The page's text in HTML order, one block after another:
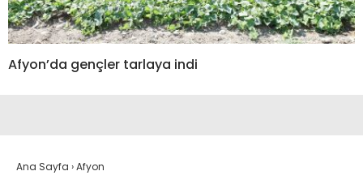
Afyon’da gençler tarlaya indi
Ana Sayfa ›Afyon